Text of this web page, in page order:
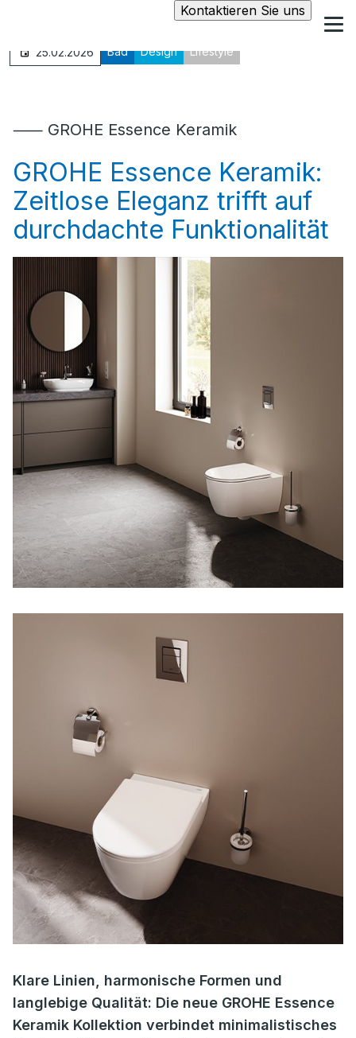
Kontaktieren Sie uns
25.02.2026 Bad Design Lifestyle
⸺ GROHE Essence Keramik
GROHE Essence Keramik:
Zeitlose Eleganz trifft auf
durchdachte Funktionalität
Klare Linien, harmonische Formen und
langlebige Qualität: Die neue GROHE Essence
Keramik Kollektion verbindet minimalistisches